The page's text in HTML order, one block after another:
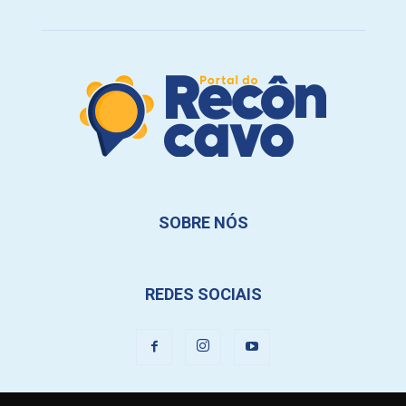
SOBRE NÓS
REDES SOCIAIS